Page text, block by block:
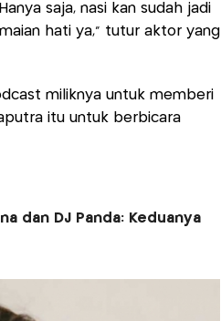
saja, nasi kan sudah jadi
hati ya,” tutur aktor yang
miliknya untuk memberi
itu untuk berbicara
dan DJ Panda: Keduanya